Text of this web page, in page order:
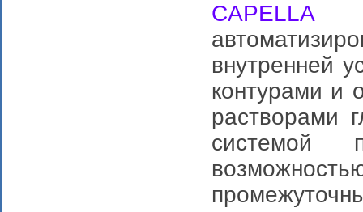
CAPELLA
внутренней
контурами и
растворами
системой